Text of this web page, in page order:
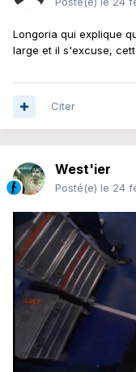
Longoria qui explique
large et il s'excuse,
Citer
West'ier
Posté(e) le 24